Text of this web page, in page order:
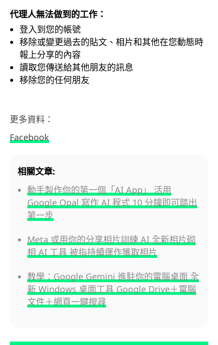
代理人無法做到的工作：
登入到您的帳號
移除或變更過去的貼文、相片和其他在您動態時
報上分享的內容
讀取您傳送給其他朋友的訊息
移除您的任何朋友
更多資料：
Facebook
相關文章:
動手製作你的第一個「AI App」 活用
Google Opal 寫作 AI 程式 10 分鐘即可踏出
第一步
Meta 或用你的分享相片訓練 AI 全新相片砌
相 AI 工具 被指持續運作獲取相片
教學：Google Gemini 進駐你的電腦桌面 全
新 Windows 桌面工具 Google Drive＋電腦
文件＋網頁一鍵搜尋